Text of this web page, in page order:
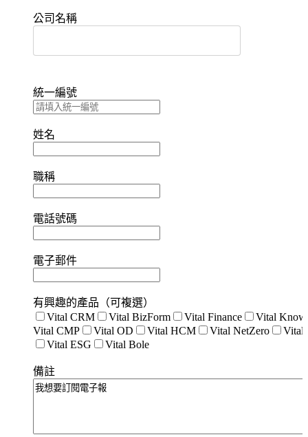
公司名稱
統一編號
姓名
職稱
電話號碼
電子郵件
有興趣的產品（可複選）
Vital CRM
Vital BizForm Vital Finance
Vital
Vital CMP
Vital OD Vital HCM Vital NetZero
Vital
Vital ESG
Vital Bole
備註